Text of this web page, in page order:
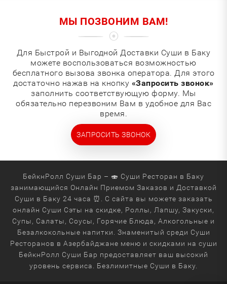
МЫ ПОЗВОНИМ ВАМ!
Для Быстрой и Выгодной Доставки Суши в Баку
можете воспользоваться возможностью
бесплатного вызова звонка оператора. Для этого
достаточно нажав на кнопку «Запросить звонок»
заполнить соответствующую форму. Мы
обязательно перезвоним Вам в удобное для Вас
время.
ЗАПРОСИТЬ ЗВОНОК
БейкнРолл Суши Бар – 🍣 Суши Ресторан в Баку
занимающийся Онлайн Приемом Заказов и Доставкой
Суши в Баку 24 часа ⏰. С сайта вы можете заказать
онлайн Суши Сэты на скидке, Роллы, Лапшу, Закуски,
Супы, Салаты, Соусы, Горячие Блюда, Алкогольные и
Безалкокольные напитки. Знаменитый среди Суши
Ресторанов в Азербайджане меню и скидками на суши
БейкнРолл Суши Бар предоставляет ваш высокий
уровень сервиса. Безлимитные Суши в Баку.